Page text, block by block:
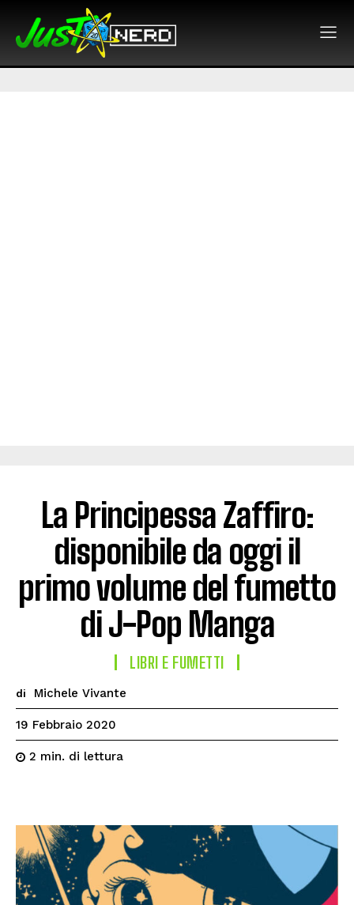
La Principessa Zaffiro:
disponibile da oggi il
primo volume del fumetto
di J-Pop Manga
LIBRI E FUMETTI
di Michele Vivante
19 Febbraio 2020
2 min. di lettura